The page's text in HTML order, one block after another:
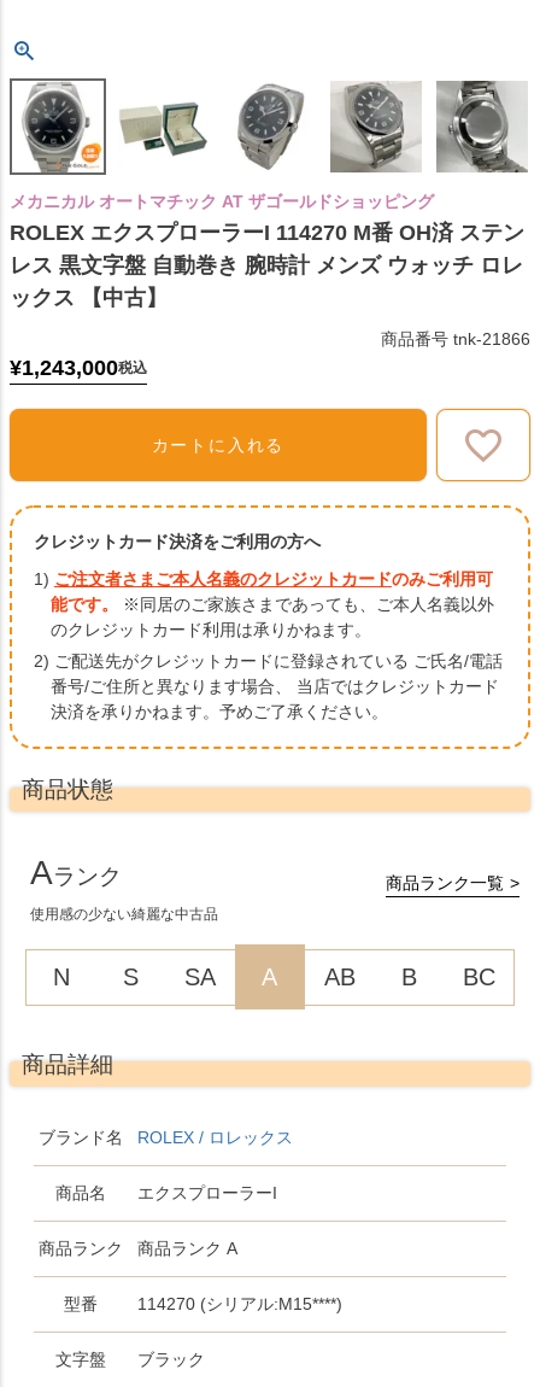
メカニカル オートマチック AT ザゴールドショッピング
ROLEX エクスプローラーI 114270 M番 OH済 ステン
レス 黒文字盤 自動巻き 腕時計 メンズ ウォッチ ロレ
ックス 【中古】
商品番号 tnk-21866
¥1,243,000税込
カートに入れる
クレジットカード決済をご利用の方へ
1) ご注文者さまご本人名義のクレジットカードのみご利用可
能です。
※同居のご家族さまであっても、ご本人名義以外
のクレジットカード利用は承りかねます。
2) ご配送先がクレジットカードに登録されている ご氏名/電話
番号/ご住所と異なります場合、
当店ではクレジットカード
決済を承りかねます。予めご了承ください。
商品状態
Aランク
使用感の少ない綺麗な中古品
商品ランク一覧
N S SA A AB B BC
商品詳細
ブランド名 ROLEX / ロレックス
商品名 エクスプローラーI
商品ランク 商品ランク A
型番 114270 (シリアル:M15****)
文字盤 ブラック